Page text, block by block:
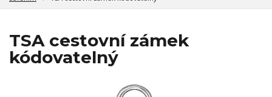
TSA cestovní zámek
kódovatelný